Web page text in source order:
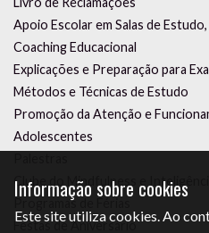
Apoio Escolar em Salas de
Coaching Educacional
Explicações e Preparação para
Métodos e Técnicas de Estudo
Promoção da Atenção e
Adolescentes
Clube do Mindfulness e
Programas de Férias
Festas de Aniversário
Informação sobre cookies
Este site utiliza cookies. Ao